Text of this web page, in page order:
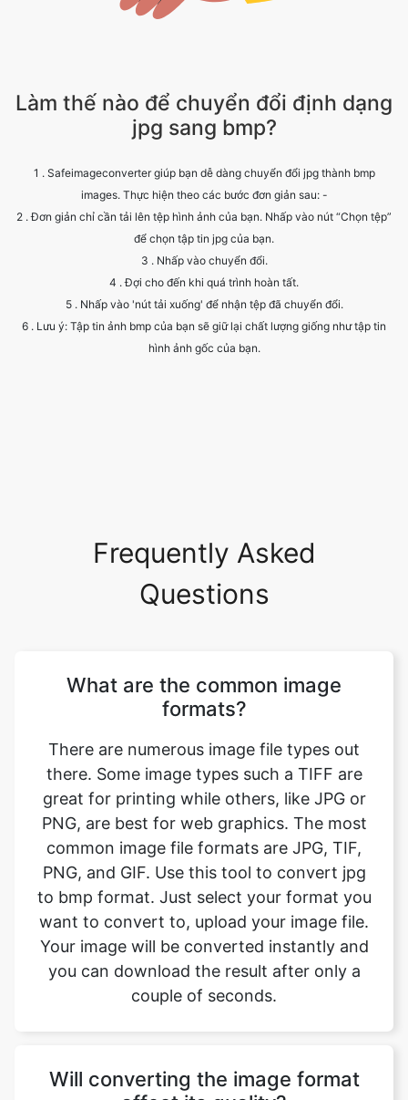
Làm thế nào để chuyển đổi định dạng
1 . Safeimageconverter giúp bạn dễ dàng chuyển đổi jpg thành bmp
images. Thực hiện theo các bước đơn giản sau: -
2 . Đơn giản chỉ cần tải lên tệp hình ảnh của bạn. Nhấp vào nút “Chọn tệp”
3 . Nhấp vào chuyển đổi.
4 . Đợi cho đến khi quá trình hoàn tất.
5 . Nhấp vào 'nút tải xuống' để nhận tệp đã chuyển đổi.
6 . Lưu ý: Tập tin ảnh bmp của bạn sẽ giữ lại chất lượng giống như tập tin
hình ảnh gốc của bạn.
What are the common image
there. Some image types such a TIFF are
great for printing while others, like JPG or
PNG, are best for web graphics. The most
common image file formats are JPG, TIF,
PNG, and GIF. Use this tool to convert jpg
to bmp format. Just select your format you
want to convert to, upload your image file.
Your image will be converted instantly and
you can download the result after only a
couple of seconds.
Will converting the image format
format does not affect the quality in any